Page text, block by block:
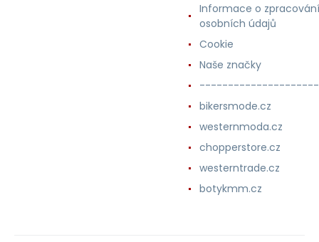
Informace o zpracování
osobních údajů
Cookie
Naše značky
bikersmode.cz
westernmoda.cz
chopperstore.cz
westerntrade.cz
botykmm.cz